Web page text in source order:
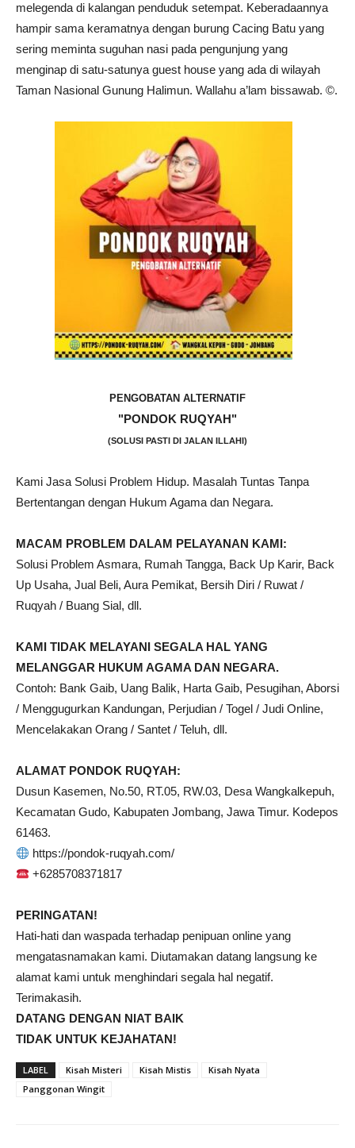
melegenda di kalangan penduduk setempat. Keberadaannya
hampir sama keramatnya dengan burung Cacing Batu yang
sering meminta suguhan nasi pada pengunjung yang
menginap di satu-satunya guest house yang ada di wilayah
Taman Nasional Gunung Halimun. Wallahu a’lam bissawab. ©️.
PENGOBATAN ALTERNATIF
"PONDOK RUQYAH"
(SOLUSI PASTI DI JALAN ILLAHI)
Kami Jasa Solusi Problem Hidup. Masalah Tuntas Tanpa
Bertentangan dengan Hukum Agama dan Negara.
MACAM PROBLEM DALAM PELAYANAN KAMI:
Solusi Problem Asmara, Rumah Tangga, Back Up Karir, Back
Up Usaha, Jual Beli, Aura Pemikat, Bersih Diri / Ruwat /
Ruqyah / Buang Sial, dll.
KAMI TIDAK MELAYANI SEGALA HAL YANG
MELANGGAR HUKUM AGAMA DAN NEGARA.
Contoh: Bank Gaib, Uang Balik, Harta Gaib, Pesugihan, Aborsi
/ Menggugurkan Kandungan, Perjudian / Togel / Judi Online,
Mencelakakan Orang / Santet / Teluh, dll.
ALAMAT PONDOK RUQYAH:
Dusun Kasemen, No.50, RT.05, RW.03, Desa Wangkalkepuh,
Kecamatan Gudo, Kabupaten Jombang, Jawa Timur. Kodepos
61463.
https://pondok-ruqyah.com/
+6285708371817
PERINGATAN!
Hati-hati dan waspada terhadap penipuan online yang
mengatasnamakan kami. Diutamakan datang langsung ke
alamat kami untuk menghindari segala hal negatif.
Terimakasih.
DATANG DENGAN NIAT BAIK
TIDAK UNTUK KEJAHATAN!
LABEL Kisah Misteri Kisah Mistis
Kisah Nyata
Panggonan Wingit